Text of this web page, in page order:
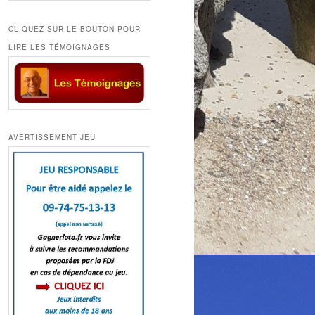
CLIQUEZ SUR LE BOUTON POUR
LIRE LES TÉMOIGNAGES
AVERTISSEMENT JEU